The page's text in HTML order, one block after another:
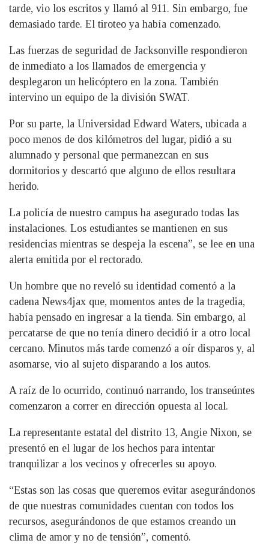
tarde, vio los escritos y llamó al 911. Sin embargo, fue
demasiado tarde. El tiroteo ya había comenzado.
Las fuerzas de seguridad de Jacksonville respondieron
de inmediato a los llamados de emergencia y
desplegaron un helicóptero en la zona. También
intervino un equipo de la división SWAT.
Por su parte, la Universidad Edward Waters, ubicada a
poco menos de dos kilómetros del lugar, pidió a su
alumnado y personal que permanezcan en sus
dormitorios y descartó que alguno de ellos resultara
herido.
La policía de nuestro campus ha asegurado todas las
instalaciones. Los estudiantes se mantienen en sus
residencias mientras se despeja la escena”, se lee en una
alerta emitida por el rectorado.
Un hombre que no reveló su identidad comentó a la
cadena News4jax que, momentos antes de la tragedia,
había pensado en ingresar a la tienda. Sin embargo, al
percatarse de que no tenía dinero decidió ir a otro local
cercano. Minutos más tarde comenzó a oír disparos y, al
asomarse, vio al sujeto disparando a los autos.
A raíz de lo ocurrido, continuó narrando, los transeúntes
comenzaron a correr en dirección opuesta al local.
La representante estatal del distrito 13, Angie Nixon, se
presentó en el lugar de los hechos para intentar
tranquilizar a los vecinos y ofrecerles su apoyo.
“Estas son las cosas que queremos evitar asegurándonos
de que nuestras comunidades cuentan con todos los
recursos, asegurándonos de que estamos creando un
clima de amor y no de tensión”, comentó.